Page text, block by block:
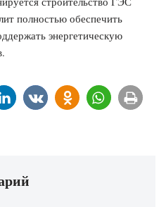
полностью обеспечить
энергетическую